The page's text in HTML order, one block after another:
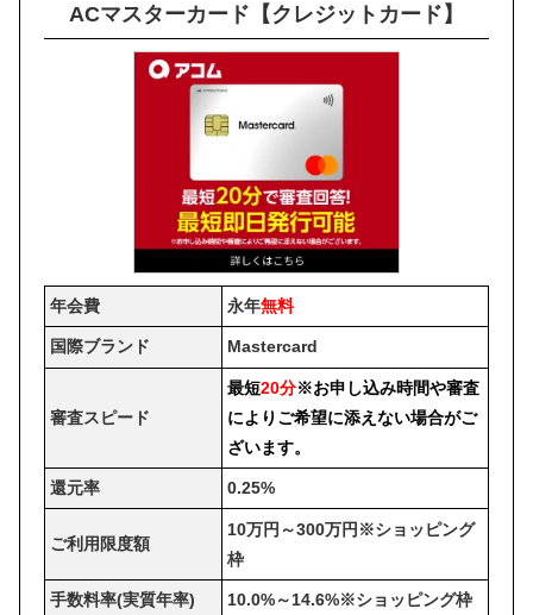
ACマスターカード【クレジットカード】
年会費 永年無料
国際ブランド Mastercard
審査スピード
最短20分※お申し込み時間や審査
によりご希望に添えない場合がご
ざいます。
還元率 0.25%
ご利用限度額
10万円～300万円※ショッピング
枠
手数料率(実質年率) 10.0%～14.6%※ショッピング枠